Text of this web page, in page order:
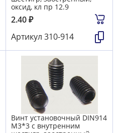
оксид, кл пр 12.9
2.40₽
Артикул 310-914
Винт установочный DIN914
М3*3 с внутренним